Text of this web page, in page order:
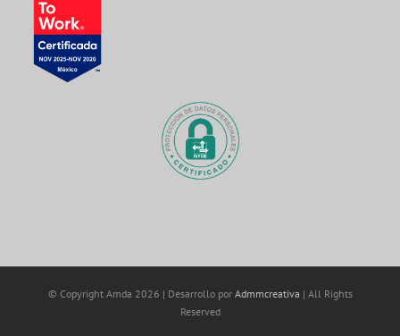
© Copyright Amda 2026 | Desarrollo por Admmcreativa | All Rights
Reserved